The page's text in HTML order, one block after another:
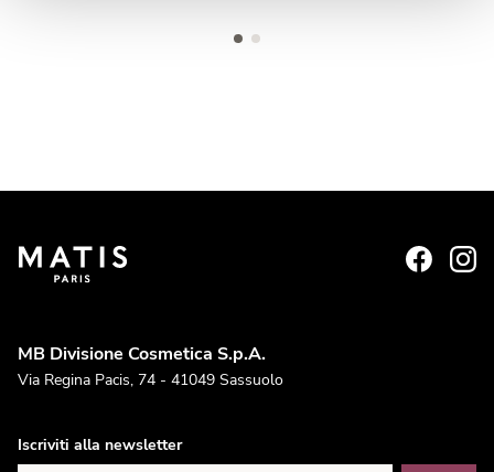
MB Divisione Cosmetica S.p.A.
Via Regina Pacis, 74 - 41049 Sassuolo
Iscriviti alla newsletter